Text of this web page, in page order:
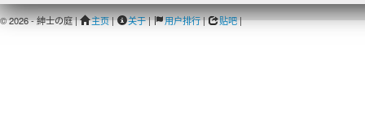
© 2026 - 紳士の庭 | 主页| 关于| 用户排行| 贴吧|